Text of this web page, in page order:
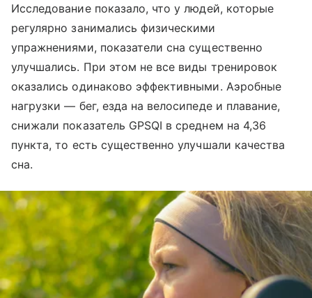
Исследование показало, что у людей, которые
регулярно занимались физическими
упражнениями, показатели сна существенно
улучшались. При этом не все виды тренировок
оказались одинаково эффективными. Аэробные
нагрузки — бег, езда на велосипеде и плавание,
снижали показатель GPSQI в среднем на 4,36
пункта, то есть существенно улучшали качества
сна.